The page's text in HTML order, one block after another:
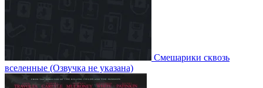
Смешарики сквозь
вселенные (Озвучка не указана)